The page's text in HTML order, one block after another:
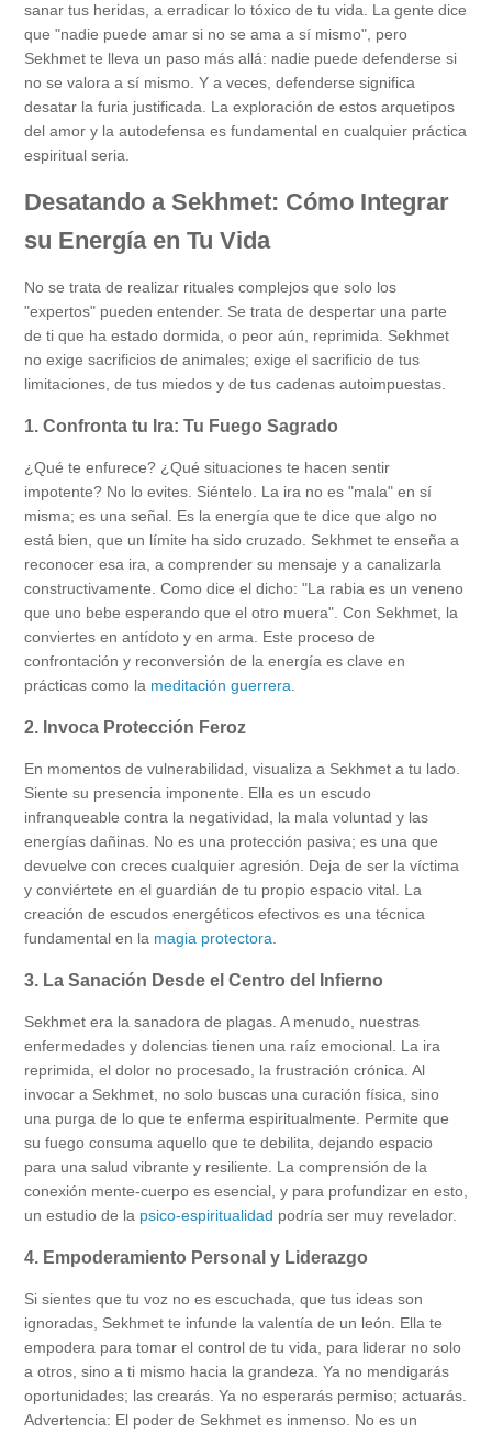
sanar tus heridas, a erradicar lo tóxico de tu vida. La gente dice
que "nadie puede amar si no se ama a sí mismo", pero
Sekhmet te lleva un paso más allá: nadie puede defenderse si
no se valora a sí mismo. Y a veces, defenderse significa
desatar la furia justificada. La exploración de estos arquetipos
del amor y la autodefensa es fundamental en cualquier práctica
espiritual seria.
Desatando a Sekhmet: Cómo Integrar
su Energía en Tu Vida
No se trata de realizar rituales complejos que solo los
"expertos" pueden entender. Se trata de despertar una parte
de ti que ha estado dormida, o peor aún, reprimida. Sekhmet
no exige sacrificios de animales; exige el sacrificio de tus
limitaciones, de tus miedos y de tus cadenas autoimpuestas.
1. Confronta tu Ira: Tu Fuego Sagrado
¿Qué te enfurece? ¿Qué situaciones te hacen sentir
impotente? No lo evites. Siéntelo. La ira no es "mala" en sí
misma; es una señal. Es la energía que te dice que algo no
está bien, que un límite ha sido cruzado. Sekhmet te enseña a
reconocer esa ira, a comprender su mensaje y a canalizarla
constructivamente. Como dice el dicho: "La rabia es un veneno
que uno bebe esperando que el otro muera". Con Sekhmet, la
conviertes en antídoto y en arma. Este proceso de
confrontación y reconversión de la energía es clave en
prácticas como la meditación guerrera
2. Invoca Protección Feroz
En momentos de vulnerabilidad, visualiza a Sekhmet a tu lado.
Siente su presencia imponente. Ella es un escudo
infranqueable contra la negatividad, la mala voluntad y las
energías dañinas. No es una protección pasiva; es una que
devuelve con creces cualquier agresión. Deja de ser la víctima
y conviértete en el guardián de tu propio espacio vital. La
creación de escudos energéticos efectivos es una técnica
fundamental en la magia protectora
3. La Sanación Desde el Centro del Infierno
Sekhmet era la sanadora de plagas. A menudo, nuestras
enfermedades y dolencias tienen una raíz emocional. La ira
reprimida, el dolor no procesado, la frustración crónica. Al
invocar a Sekhmet, no solo buscas una curación física, sino
una purga de lo que te enferma espiritualmente. Permite que
su fuego consuma aquello que te debilita, dejando espacio
para una salud vibrante y resiliente. La comprensión de la
conexión mente-cuerpo es esencial, y para profundizar en esto,
un estudio de la psico-espiritualidad podría ser muy revelador.
4. Empoderamiento Personal y Liderazgo
Si sientes que tu voz no es escuchada, que tus ideas son
ignoradas, Sekhmet te infunde la valentía de un león. Ella te
empodera para tomar el control de tu vida, para liderar no solo
a otros, sino a ti mismo hacia la grandeza. Ya no mendigarás
oportunidades; las crearás. Ya no esperarás permiso; actuarás.
Advertencia: El poder de Sekhmet es inmenso. No es un